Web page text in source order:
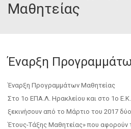
Μαθητείας
Έναρξη
Έναρξη Προγραμμάτων Μαθητείας
Στο 1ο ΕΠΑ.Λ. Ηρακλείου και στο 1ο
ξεκινήσουν από το Μάρτιο του 2017
Έτους-Τάξης Μαθητείας» που αφορούν